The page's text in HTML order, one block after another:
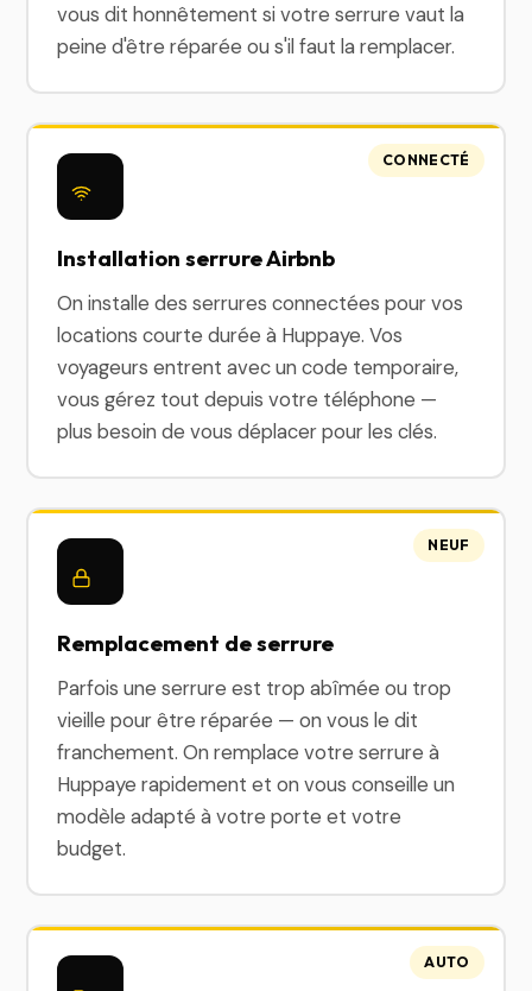
vous dit honnêtement si votre serrure vaut la
peine d'être réparée ou s'il faut la remplacer.
Installation serrure Airbnb
On installe des serrures connectées pour vos
locations courte durée à Huppaye. Vos
voyageurs entrent avec un code temporaire,
vous gérez tout depuis votre téléphone —
plus besoin de vous déplacer pour les clés.
CONNECTÉ
Remplacement de serrure
Parfois une serrure est trop abîmée ou trop
vieille pour être réparée — on vous le dit
franchement. On remplace votre serrure à
Huppaye rapidement et on vous conseille un
modèle adapté à votre porte et votre
budget.
NEUF
AUTO